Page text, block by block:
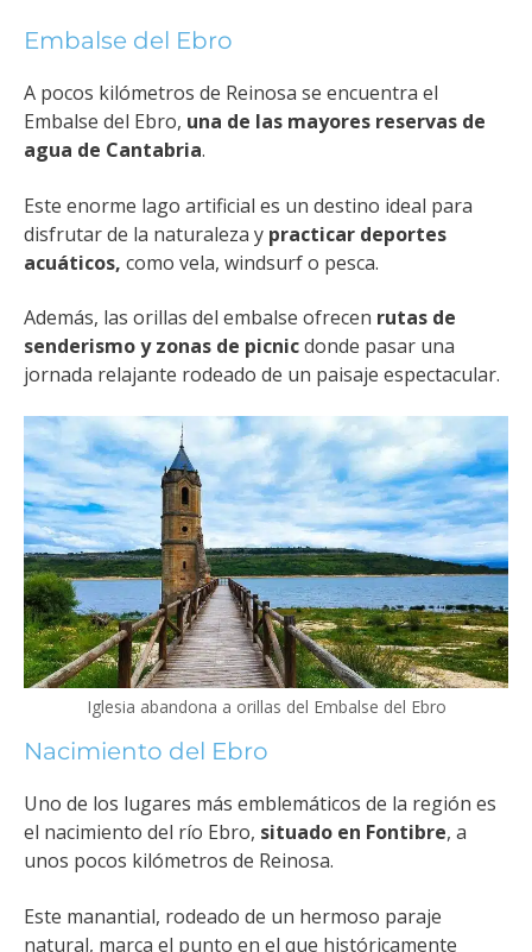
Embalse del Ebro
A pocos kilómetros de Reinosa se encuentra el
Embalse del Ebro, una de las mayores reservas de
agua de Cantabria.
Este enorme lago artificial es un destino ideal para
disfrutar de la naturaleza y practicar deportes
acuáticos, como vela, windsurf o pesca.
Además, las orillas del embalse ofrecen rutas de
senderismo y zonas de picnicdonde pasar una
jornada relajante rodeado de un paisaje espectacular.
Iglesia abandona a orillas del Embalse del Ebro
Nacimiento del Ebro
Uno de los lugares más emblemáticos de la región es
el nacimiento del río Ebro, situado en Fontibre, a
unos pocos kilómetros de Reinosa.
Este manantial, rodeado de un hermoso paraje
natural, marca el punto en el que históricamente